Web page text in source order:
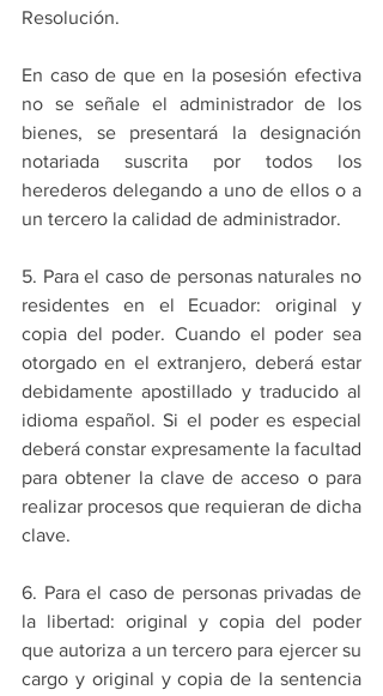
Resolución.
En caso de que en la posesión efectiva
no se señale el administrador de los
bienes, se presentará la designación
notariada suscrita por todos los
herederos delegando a uno de ellos o a
un tercero la calidad de administrador.
5. Para el caso de personas naturales no
residentes en el Ecuador: original y
copia del poder. Cuando el poder sea
otorgado en el extranjero, deberá estar
debidamente apostillado y traducido al
idioma español. Si el poder es especial
deberá constar expresamente la facultad
para obtener la clave de acceso o para
realizar procesos que requieran de dicha
clave.
6. Para el caso de personas privadas de
la libertad: original y copia del poder
que autoriza a un tercero para ejercer su
cargo y original y copia de la sentencia